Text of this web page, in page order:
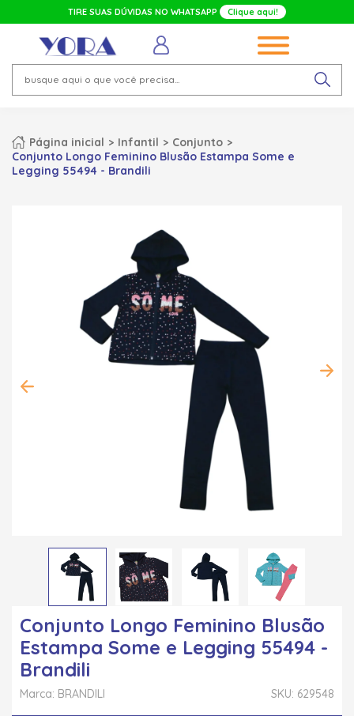
TIRE SUAS DÚVIDAS NO WHATSAPP Clique aqui!
Página inicial Infantil
Conjunto
Conjunto Longo Feminino Blusão Estampa Some e
Legging 55494 - Brandili
Conjunto Longo Feminino Blusão
Estampa Some e Legging 55494 -
Brandili
SKU: 629548
Marca: BRANDILI